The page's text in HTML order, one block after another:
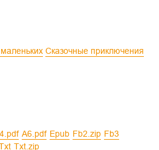
Сказочные приключения
a4.pdf a6.pdf epub fb2.zip
fb3
txt txt.zip